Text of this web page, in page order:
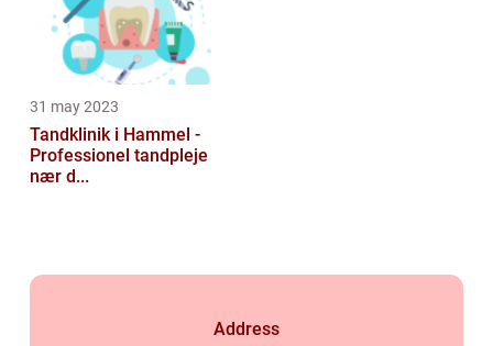
31 may 2023
Tandklinik i Hammel -
Professionel tandpleje
nær d...
Address